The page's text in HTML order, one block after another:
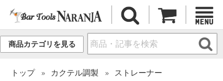
商品カテゴリを見る
トップ カクテル調製 ストレーナー